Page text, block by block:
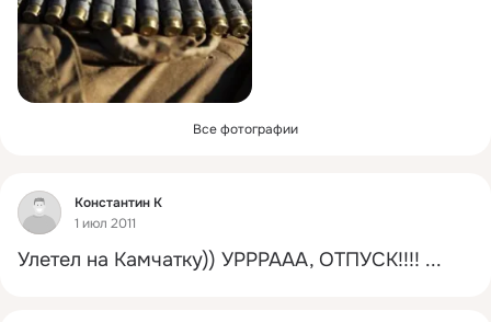
Все фотографии
Фид
Константин К
1 июл 2011
Улетел на Камчатку)) УРРРААА, ОТПУСК!!!! ...